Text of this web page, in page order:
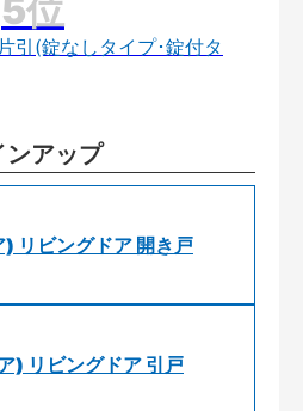
引(錠なしタイプ･錠付タ
ンアップ
リビングドア 開き戸
) リビングドア 引戸